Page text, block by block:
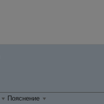
Пояснение